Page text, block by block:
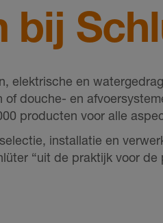
bij
elektrische en
douche- en
producten voor alle
installatie en
“uit de praktijk voor de